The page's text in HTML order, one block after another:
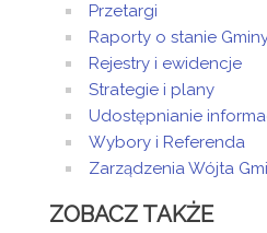
Przetargi
Raporty o stanie
Rejestry i ewidencje
Strategie i plany
Udostępnianie
Wybory i Referenda
Zarządzenia Wójta
ZOBACZ TAKŻE